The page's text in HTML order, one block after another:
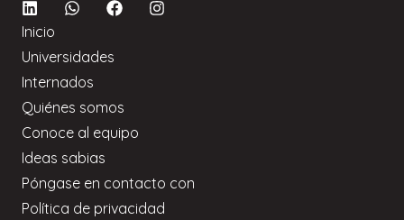
Inicio
Universidades
Internados
Quiénes somos
Conoce al equipo
Ideas sabias
Póngase en contacto con
Política de privacidad